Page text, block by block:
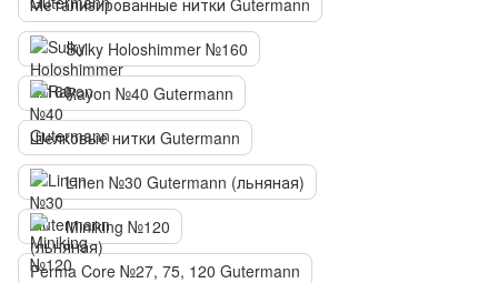
Метализированные нитки Gutermann
Sulky Holoshimmer №160
Rayon №40 Gutermann
Шелковые нитки Gutermann
Linen №30 Gutermann (льняная)
Miniking №120
Perma Core №27, 75, 120 Gutermann